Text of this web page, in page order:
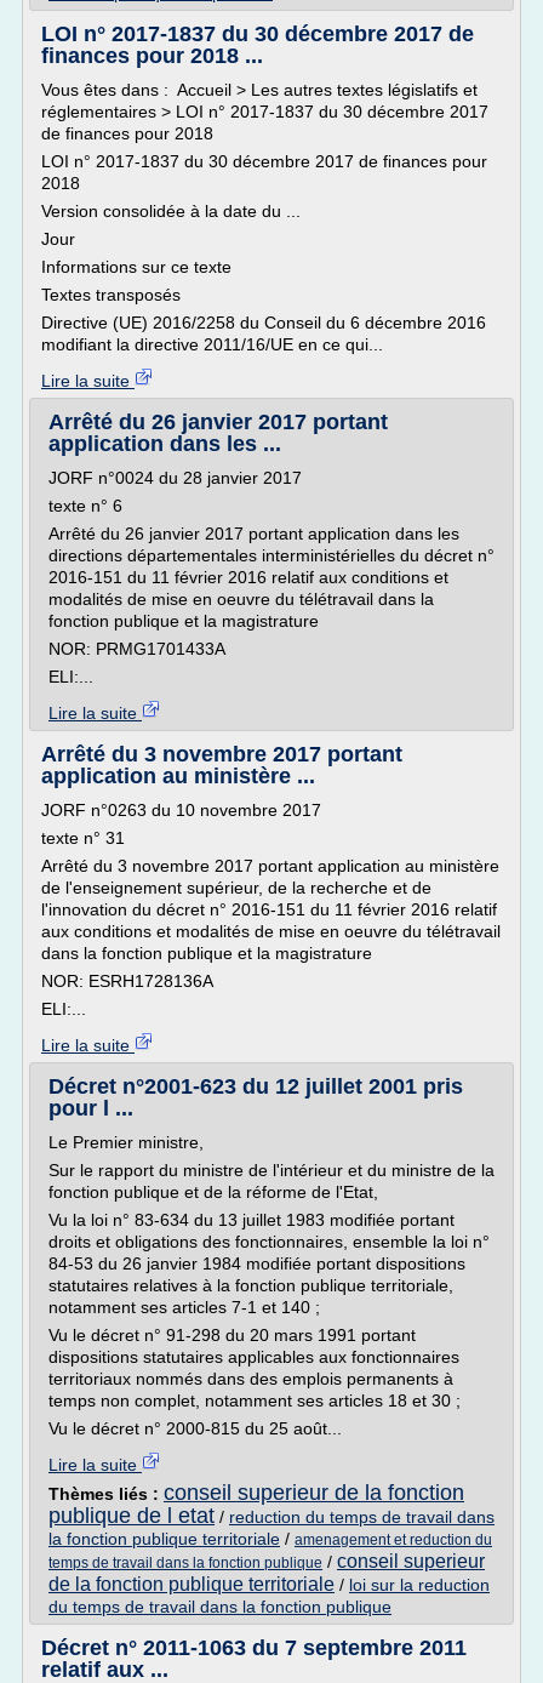
LOI n° 2017-1837 du 30 décembre 2017 de
finances pour 2018 ...
Vous êtes dans : Accueil > Les autres textes législatifs et
réglementaires > LOI n° 2017-1837 du 30 décembre 2017
de finances pour 2018
LOI n° 2017-1837 du 30 décembre 2017 de finances pour
2018
Version consolidée à la date du ...
Jour
Informations sur ce texte
Textes transposés
Directive (UE) 2016/2258 du Conseil du 6 décembre 2016
modifiant la directive 2011/16/UE en ce qui...
Lire la suite
Arrêté du 26 janvier 2017 portant
application dans les ...
JORF n°0024 du 28 janvier 2017
texte n° 6
Arrêté du 26 janvier 2017 portant application dans les
directions départementales interministérielles du décret n°
2016-151 du 11 février 2016 relatif aux conditions et
modalités de mise en oeuvre du télétravail dans la
fonction publique et la magistrature
NOR: PRMG1701433A
ELI:...
Lire la suite
Arrêté du 3 novembre 2017 portant
application au ministère ...
JORF n°0263 du 10 novembre 2017
texte n° 31
Arrêté du 3 novembre 2017 portant application au ministère
de l'enseignement supérieur, de la recherche et de
l'innovation du décret n° 2016-151 du 11 février 2016 relatif
aux conditions et modalités de mise en oeuvre du télétravail
dans la fonction publique et la magistrature
NOR: ESRH1728136A
ELI:...
Lire la suite
Décret n°2001-623 du 12 juillet 2001 pris
pour l ...
Le Premier ministre,
Sur le rapport du ministre de l'intérieur et du ministre de la
fonction publique et de la réforme de l'Etat,
Vu la loi n° 83-634 du 13 juillet 1983 modifiée portant
droits et obligations des fonctionnaires, ensemble la loi n°
84-53 du 26 janvier 1984 modifiée portant dispositions
statutaires relatives à la fonction publique territoriale,
notamment ses articles 7-1 et 140 ;
Vu le décret n° 91-298 du 20 mars 1991 portant
dispositions statutaires applicables aux fonctionnaires
territoriaux nommés dans des emplois permanents à
temps non complet, notamment ses articles 18 et 30 ;
Vu le décret n° 2000-815 du 25 août...
Lire la suite
Thèmes liés : conseil superieur de la fonction
publique de l etat / reduction du temps de travail dans
la fonction publique territoriale / amenagement et reduction du
temps de travail dans la fonction publique / conseil superieur
de la fonction publique territoriale / loi sur la reduction
du temps de travail dans la fonction publique
Décret n° 2011-1063 du 7 septembre 2011
relatif aux ...